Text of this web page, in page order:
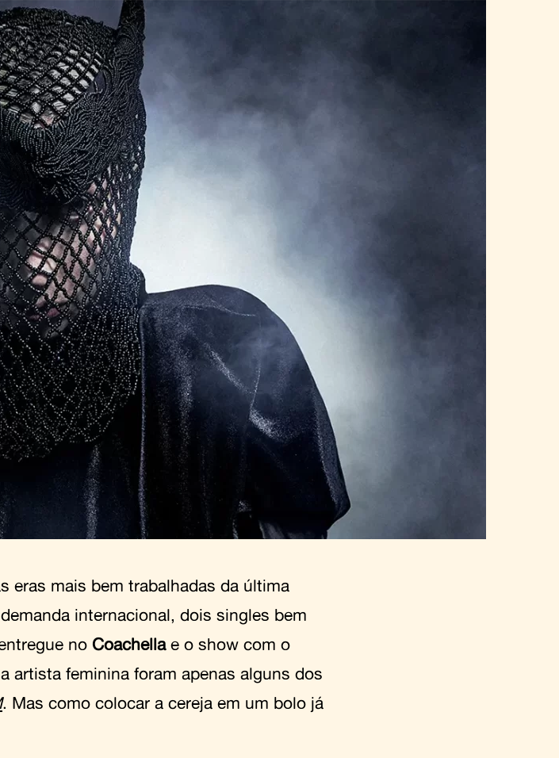
eras mais bem trabalhadas da última
internacional, dois singles bem
no Coachellae o show com o
artista feminina foram apenas alguns dos
. Mas como colocar a cereja em um bolo já